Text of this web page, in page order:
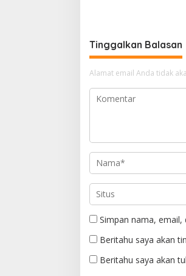
Tinggalkan Balasan
Alamat email Anda tidak
Simpan nama,
Beritahu saya akan
Beritahu saya akan